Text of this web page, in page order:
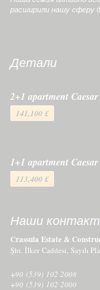
расширили нашу сферу
Детали
2+1 apartment
141,100 £
1+1 apartment
113,400 £
Наши
Crassula Estate &
Şht. İlker Caddesi, Sayılı
+90 (539) 102 2008
+90 (539) 102 2000